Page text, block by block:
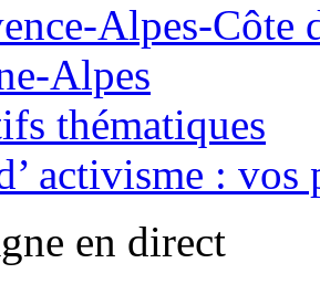
Alpes-Côte
Alpes
thématiques
activisme : vos
en direct